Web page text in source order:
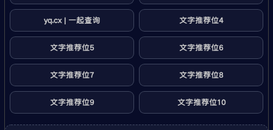
yq.cx | 一起查询 文字推荐位4
文字推荐位5 文字推荐位6
文字推荐位7 文字推荐位8
文字推荐位9 文字推荐位10